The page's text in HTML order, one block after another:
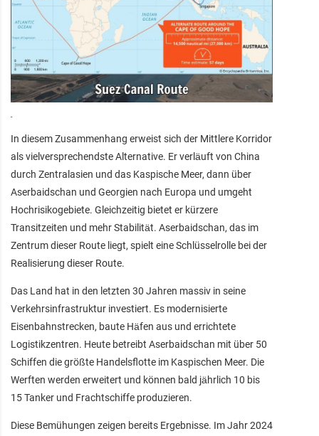
In diesem Zusammenhang erweist sich der Mittlere Korridor
als vielversprechendste Alternative. Er verläuft von China
durch Zentralasien und das Kaspische Meer, dann über
Aserbaidschan und Georgien nach Europa und umgeht
Hochrisikogebiete. Gleichzeitig bietet er kürzere
Transitzeiten und mehr Stabilität. Aserbaidschan, das im
Zentrum dieser Route liegt, spielt eine Schlüsselrolle bei der
Realisierung dieser Route.
Das Land hat in den letzten 30 Jahren massiv in seine
Verkehrsinfrastruktur investiert. Es modernisierte
Eisenbahnstrecken, baute Häfen aus und errichtete
Logistikzentren. Heute betreibt Aserbaidschan mit über 50
Schiffen die größte Handelsflotte im Kaspischen Meer. Die
Werften werden erweitert und können bald jährlich 10 bis
15 Tanker und Frachtschiffe produzieren.
Diese Bemühungen zeigen bereits Ergebnisse. Im Jahr 2024